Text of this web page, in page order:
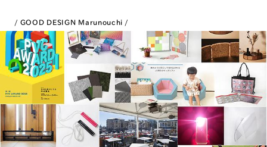
GOOD DESIGN Marunouchi